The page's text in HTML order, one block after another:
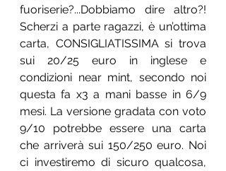
fuoriserie?...Dobbiamo dire altro?!
Scherzi a parte ragazzi, è un’ottima
carta, CONSIGLIATISSIMA si trova
sui 20/25 euro in inglese e
condizioni near mint, secondo noi
questa fa x3 a mani basse in 6/9
mesi. La versione gradata con voto
9/10 potrebbe essere una carta
che arriverà sui 150/250 euro. Noi
ci investiremo di sicuro qualcosa,